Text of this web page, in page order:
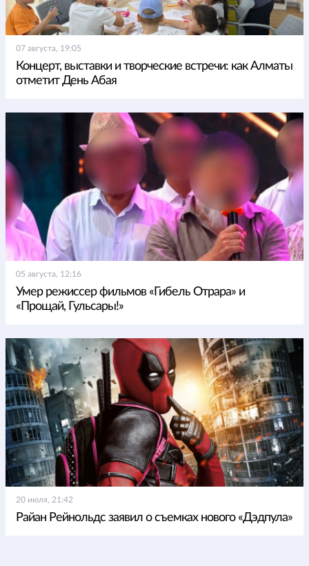
07 августа, 19:05
Концерт, выставки и творческие встречи: как Алматы
отметит День Абая
05 августа, 12:16
Умер режиссер фильмов «Гибель Отрара» и
«Прощай, Гульсары!»
20 июля, 21:42
Райан Рейнольдс заявил о съемках нового «Дэдпула»